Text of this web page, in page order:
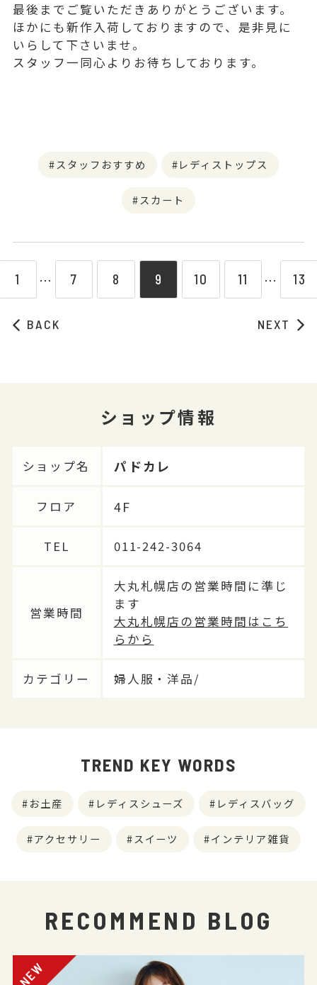
最後までご覧いただきありがとうございます。
ほかにも新作入荷しておりますので、是非見に
いらして下さいませ。
スタッフ一同心よりお待ちしております。
スタッフおすすめ レディストップス
スカート
BACK
1 ⋯ 7 8 9 10 11 ⋯ 13
NEXT
ショップ情報
ショップ名 パドカレ
フロア 4F
TEL 011-242-3064
営業時間
大丸札幌店の営業時間に準じ
ます
大丸札幌店の営業時間はこち
らから
カテゴリー 婦人服・洋品/
TREND KEY WORDS
お土産 レディスシューズ レディスバッグ
アクセサリー スイーツ インテリア雑貨
RECOMMEND BLOG